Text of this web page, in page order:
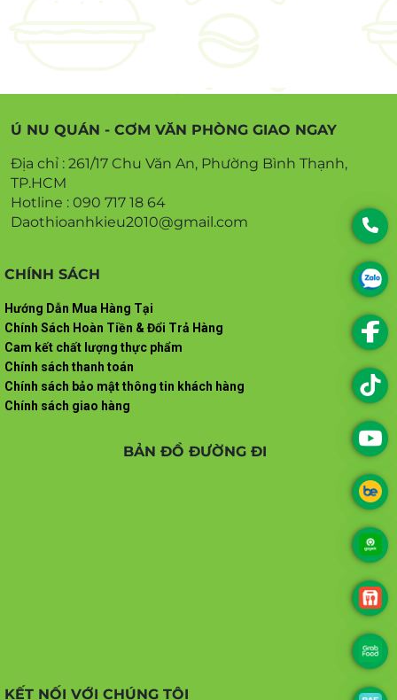
Ú NU QUÁN - CƠM VĂN PHÒNG GIAO NGAY
Địa chỉ : 261/17 Chu Văn An, Phường Bình Thạnh,
TP.HCM
Hotline : 090 717 18 64
Daothioanhkieu2010@gmail.com
CHÍNH SÁCH
Hướng Dẫn Mua Hàng Tại
Chính Sách Hoàn Tiền & Đổi Trả Hàng
Cam kết chất lượng thực phẩm
Chính sách thanh toán
Chính sách bảo mật thông tin khách hàng
Chính sách giao hàng
BẢN ĐỒ ĐƯỜNG ĐI
KẾT NỐI VỚI CHÚNG TÔI